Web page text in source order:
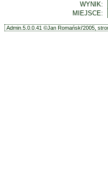
WYNIK:
MIEJSCE:
Admin.5.0.0.41 ©Jan Romański'2005,